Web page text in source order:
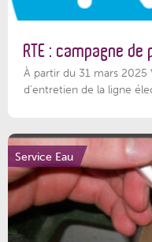
RTE : campagne
À partir du 31 mars
d'entretien de la ligne
Service Eau